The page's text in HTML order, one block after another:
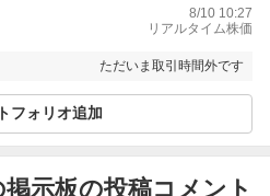
8/10 10:27
リアルタイム株価
ただいま取引時間外です
フォリオ追加
示板の投稿コメント